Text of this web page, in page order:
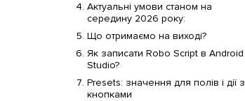
Актуальні умови станом на
середину 2026 року:
Що отримаємо на виході?
Як записати Robo Script в Android
Studio?
Presets: значення для полів і дії з
кнопками